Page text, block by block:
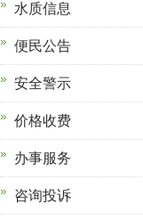
水质信息
便民公告
安全警示
价格收费
办事服务
咨询投诉